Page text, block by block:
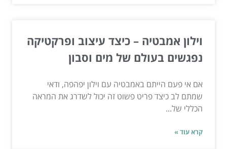
וילון אמבטיה – כיצד עיצוב ופרקטיקה
נפגשים בעולם של מים וסבון
אם אי פעם הייתם באמבטיה עם וילון יפהפה, ודאי
שמתם לב כיצד פריט פשוט זה יכול לשדרג את המראה
הכללי של...
קרא עוד »